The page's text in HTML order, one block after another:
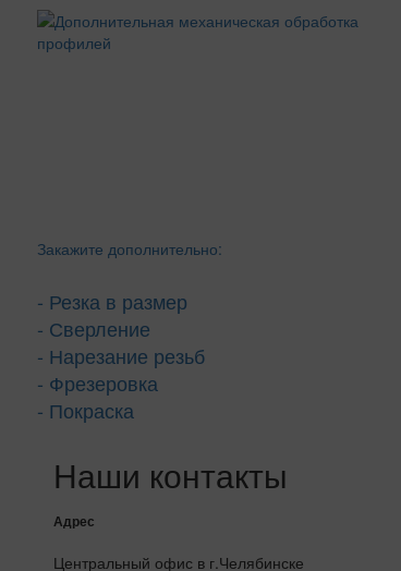
Закажите дополнительно:
- Резка в размер
- Сверление
- Нарезание резьб
- Фрезеровка
- Покраска
Наши контакты
Адрес
Центральный офис в г.Челябинске